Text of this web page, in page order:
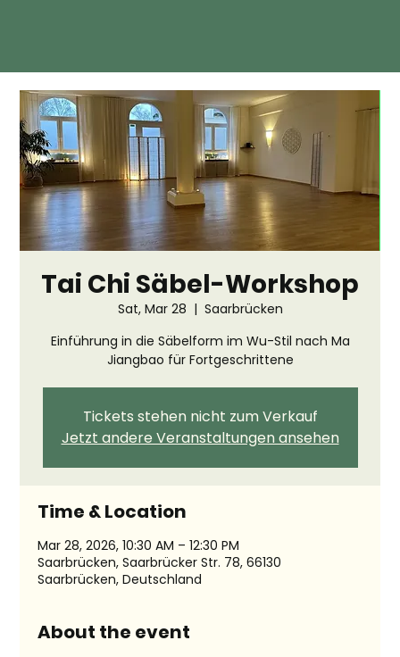
Tai Chi Säbel-Workshop
Sat, Mar 28
  |
Saarbrücken
Einführung in die Säbelform im Wu-Stil nach Ma
Jiangbao für Fortgeschrittene
Tickets stehen nicht zum Verkauf
Jetzt andere Veranstaltungen ansehen
Time & Location
Mar 28, 2026, 10:30 AM – 12:30 PM
Saarbrücken, Saarbrücker Str. 78, 66130
Saarbrücken, Deutschland
About the event